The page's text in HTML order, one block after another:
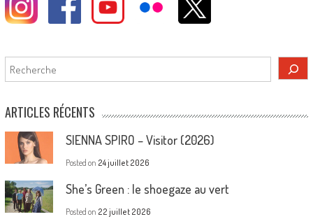
Rechercher
ARTICLES RÉCENTS
SIENNA SPIRO – Visitor (2026)
Posted on 24 juillet 2026
She’s Green : le shoegaze au vert
Posted on 22 juillet 2026